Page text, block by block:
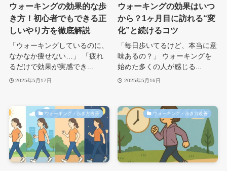
ウォーキングの効果的な歩
き方！初心者でもできる正
しいやり方を徹底解説
「ウォーキングしているのに、
なかなか痩せない…」 「疲れ
るだけで効果が実感でき...
2025年5月17日
ウォーキングの効果はいつ
から？1ヶ月目に訪れる“変
化”と続けるコツ
「毎日歩いてるけど、本当に意
味あるの？」 ウォーキングを
始めた多くの人が感じる...
2025年5月16日
ウォーキング・歩き方改善 ウォーキング・歩き方改善